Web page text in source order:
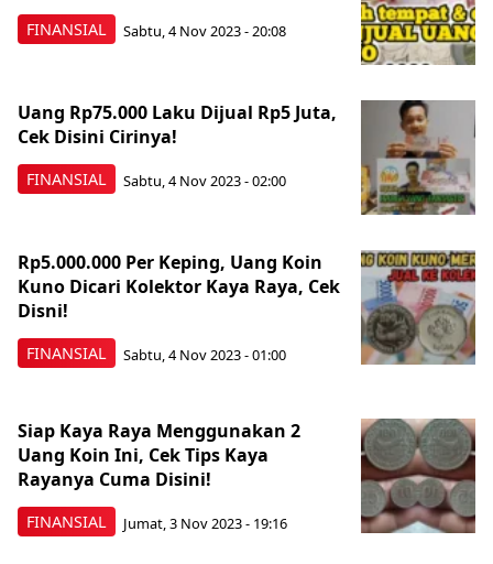
FINANSIAL Sabtu, 4 Nov 2023 - 20:08
FINANSIAL
Uang Rp75.000 Laku Dijual Rp5 Juta,
Cek Disini Cirinya!
Sabtu, 4 Nov 2023 - 02:00
FINANSIAL
Rp5.000.000 Per Keping, Uang Koin
Kuno Dicari Kolektor Kaya Raya, Cek
Disni!
Sabtu, 4 Nov 2023 - 01:00
FINANSIAL
Siap Kaya Raya Menggunakan 2
Uang Koin Ini, Cek Tips Kaya
Rayanya Cuma Disini!
Jumat, 3 Nov 2023 - 19:16